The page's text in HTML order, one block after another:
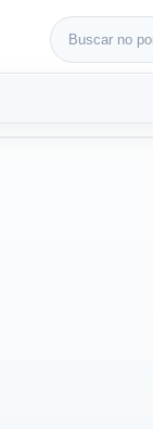
Buscar por: